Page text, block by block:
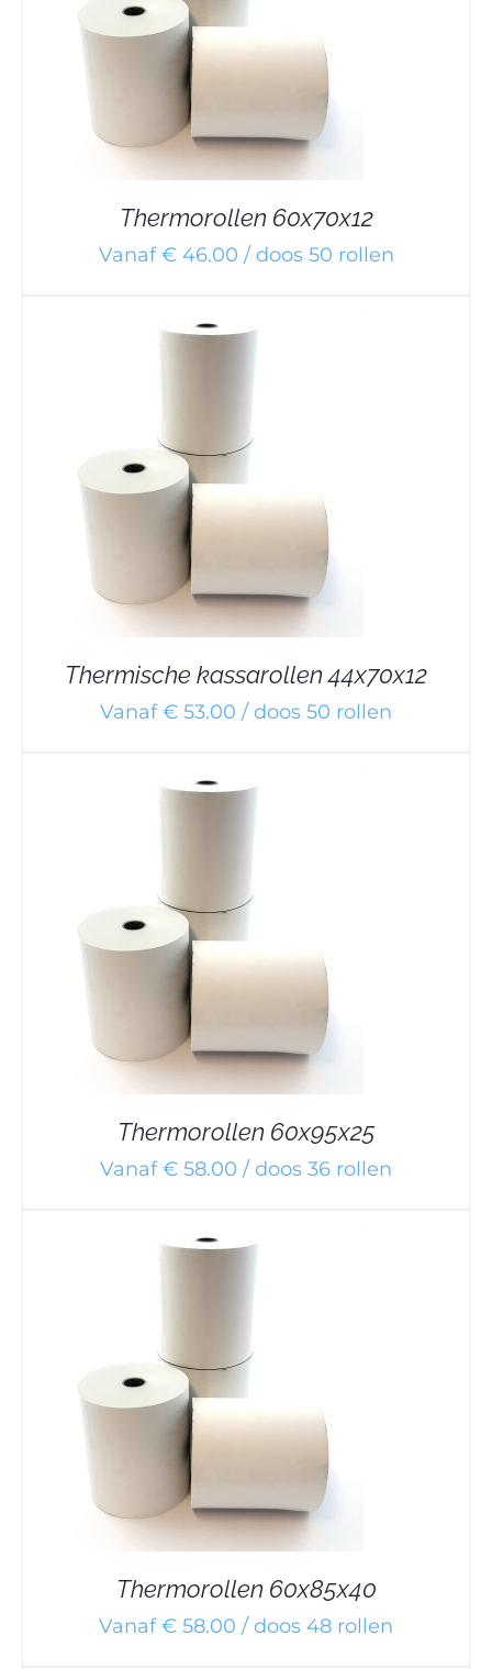
Thermorollen 60x70x12
Vanaf € 46.00 / doos 50 rollen
Thermische kassarollen 44x70x12
Vanaf € 53.00 / doos 50 rollen
Thermorollen 60x95x25
Vanaf € 58.00 / doos 36 rollen
Thermorollen 60x85x40
Vanaf € 58.00 / doos 48 rollen